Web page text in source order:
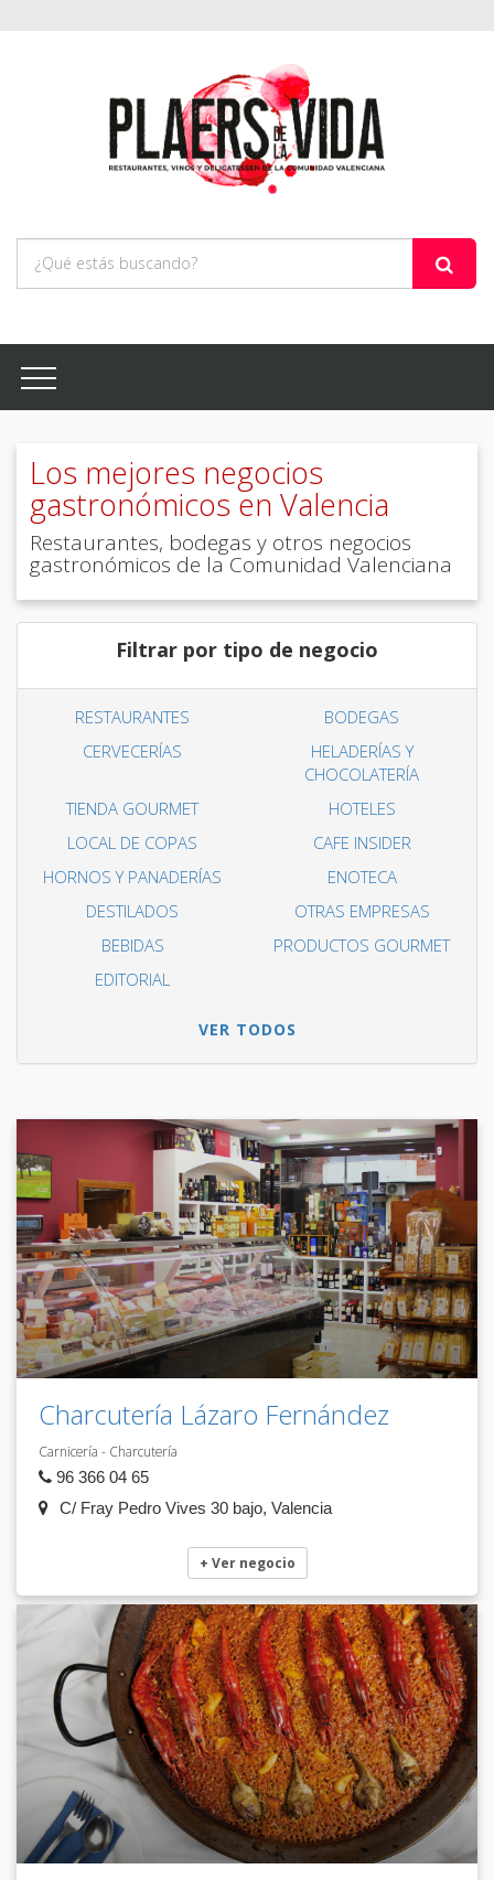
Los mejores negocios
gastronómicos en Valencia
Restaurantes, bodegas y otros negocios
gastronómicos de la Comunidad Valenciana
Filtrar por tipo de negocio
RESTAURANTES
BODEGAS
CERVECERÍAS
HELADERÍAS Y
CHOCOLATERÍA
TIENDA GOURMET
HOTELES
LOCAL DE COPAS
CAFE INSIDER
HORNOS Y PANADERÍAS
ENOTECA
DESTILADOS
OTRAS EMPRESAS
BEBIDAS
PRODUCTOS GOURMET
EDITORIAL
VER TODOS
Charcutería Lázaro Fernández
Carnicería - Charcutería
96 366 04 65
C/ Fray Pedro Vives 30 bajo, Valencia
+ Ver negocio